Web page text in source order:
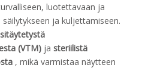
luotettavaan ja
ja kuljettamiseen.
(VTM) ja steriilistä
, mikä varmistaa näytteen